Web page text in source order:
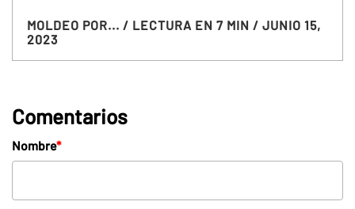
MOLDEO POR... / LECTURA EN 7 MIN / JUNIO 15,
2023
Comentarios
Nombre*